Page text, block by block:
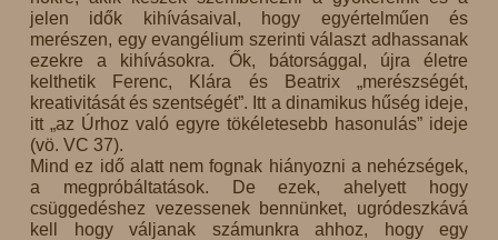
jelen idők kihívásaival, hogy egyértelműen és
merészen, egy evangélium szerinti választ adhassanak
ezekre a kihívásokra. Ők, bátorsággal, újra életre
kelthetik Ferenc, Klára és Beatrix „merészségét,
kreativitását és szentségét”. Itt a dinamikus hűség ideje,
itt „az Úrhoz való egyre tökéletesebb hasonulás” ideje
(vö. VC 37).
Mind ez idő alatt nem fognak hiányozni a nehézségek,
a megpróbáltatások. De ezek, ahelyett hogy
csüggedéshez vezessenek bennünket, ugródeszkává
kell hogy váljanak számunkra ahhoz, hogy egy